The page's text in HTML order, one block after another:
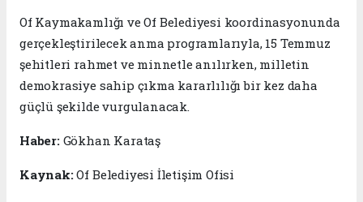
Of Kaymakamlığı ve Of Belediyesi koordinasyonunda
gerçekleştirilecek anma programlarıyla, 15 Temmuz
şehitleri rahmet ve minnetle anılırken, milletin
demokrasiye sahip çıkma kararlılığı bir kez daha
güçlü şekilde vurgulanacak.
Haber: Gökhan Karataş
Kaynak:Of Belediyesi İletişim Ofisi